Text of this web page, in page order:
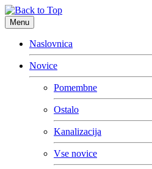
Menu
Naslovnica
Novice
Pomembne
Ostalo
Kanalizacija
Vse novice